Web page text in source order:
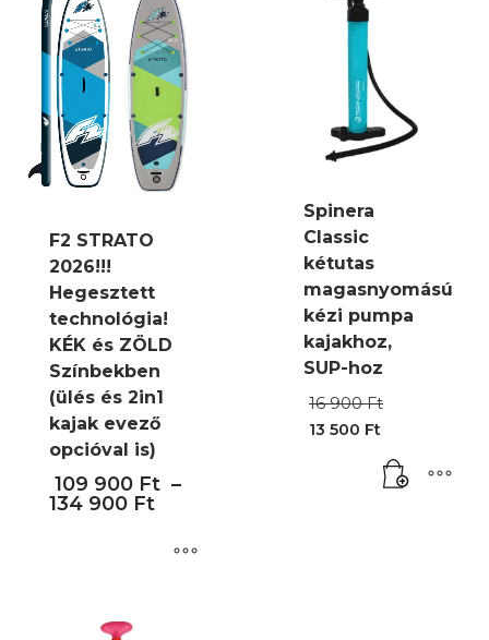
F2 STRATO
2026!!!
Hegesztett
technológia!
KÉK és ZÖLD
Színbekben
(ülés és 2in1
kajak evező
opcióval is)
109 900 Ft –
134 900 Ft
Spinera
Classic
kétutas
magasnyomású
kézi pumpa
kajakhoz,
SUP-hoz
16 900Ft
16
900 Ft.
13 500 Ft